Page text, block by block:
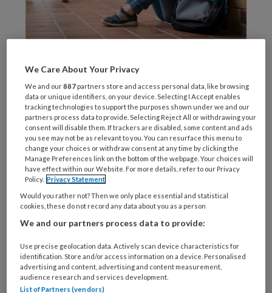
Het
REGISTREREN
Wil je dit artikel lezen?
Maak gratis een account aan en lees 2
artikelen gratis per maand
Al een account of abonnement?
Wat
is
We Care About Your Privacy
We and our887 partners store and access personal data, like browsing
data or unique identifiers, on your device. Selecting I Accept enables
tracking technologies to support the purposes shown under we and our
partners process data to provide. Selecting Reject All or withdrawing your
consent will disable them. If trackers are disabled, some content and ads
you see may not be as relevant to you. You can resurface this menu to
change your choices or withdraw consent at any time by clicking the
Manage Preferences link on the bottom of the webpage. Your choices will
have effect within our Website. For more details, refer to our Privacy
Policy. Privacy Statement
Would you rather not? Then we only place essential and statistical
cookies, these do not record any data about you as a person
We and our partners process data to provide:
Use precise geolocation data. Actively scan device characteristics for
identification. Store and/or access information on a device. Personalised
advertising and content, advertising and content measurement,
audience research and services development.
List of Partners (vendors)